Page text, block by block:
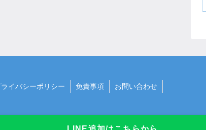
ライバシーポリシー 免責事項 お問い合わせ